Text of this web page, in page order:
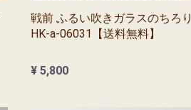
戦前 ふるい吹きガラスのちろり
HK-a-06031【送料無料】
¥ 5,800